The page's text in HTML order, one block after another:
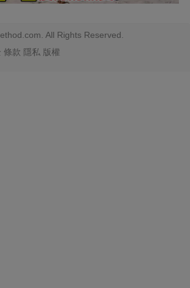
All Rights Reserved.
條款 隱私 版權